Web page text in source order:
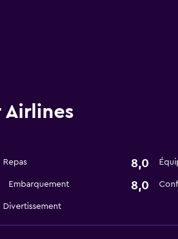
Airlines
Repas 8,0
Embarquement 8,0
Divertissement